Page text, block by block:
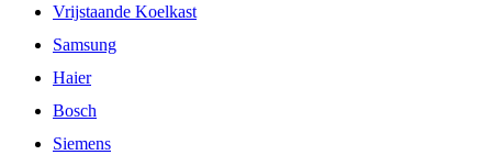
Vrijstaande Koelkast
Samsung
Haier
Bosch
Siemens